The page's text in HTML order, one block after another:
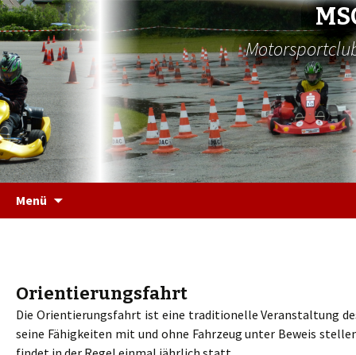
Menü
Orientierungsfahrt
Die Orientierungsfahrt ist eine traditionelle Veranstaltung
seine Fähigkeiten mit und ohne Fahrzeug unter Beweis